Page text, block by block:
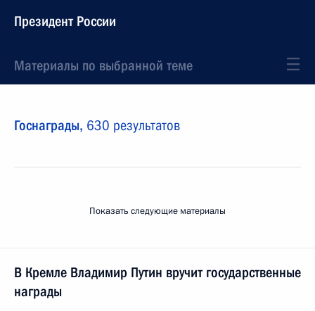
Президент России
Материалы по выбранной теме
Госнаграды, 630 результатов
Показать следующие материалы
В Кремле Владимир Путин вручит государственные
награды